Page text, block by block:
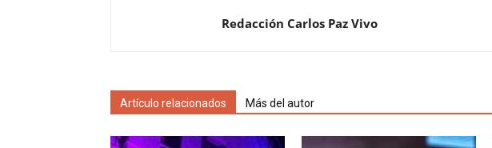
Redacción Carlos Paz Vivo
Artículo relacionados Más del autor